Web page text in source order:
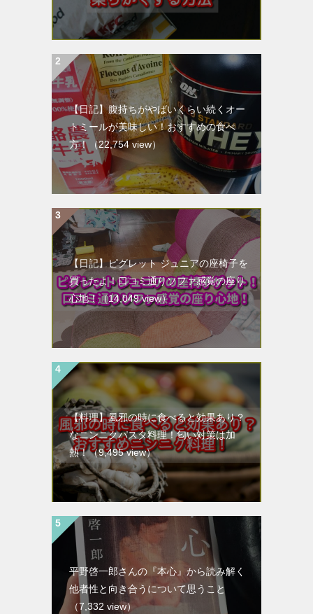
【日記】腹持ちがやばいくらい続くオー
トミールが美味しい！おすすめの食べ
方！
（22,754 view）
【日記】ピグレット ジュニアの座椅子を
買ったよ！口コミ通りソファ感覚の座り
心地！（14,049 view）
【料理】風邪の時に食べると効果あり？
なニンニクパスタ料理！匂い対策は加
熱！（9,495 view）
平野啓一郎さんの『本心』から読み解く
他者性と向き合うについて思うこと
（7,332 view）